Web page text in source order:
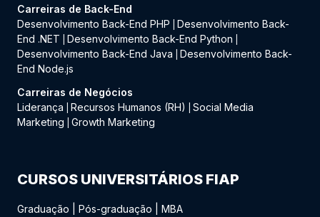
Carreiras de Back-End
Desenvolvimento Back-End PHP
Desenvolvimento Back-
End .NET
Desenvolvimento Back-End Python
Desenvolvimento Back-End Java
Desenvolvimento Back-
End Node.js
Carreiras de Negócios
Liderança
Recursos Humanos (RH)
Social Media
Marketing
Growth Marketing
CURSOS UNIVERSITÁRIOS FIAP
Graduação Pós-graduação MBA